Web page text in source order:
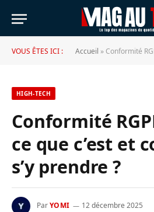
VOUS ÊTES ICI : Accueil » Conformité RGPD :
HIGH-TECH
Conformité
ce que c’est et
s’y prendre ?
ParYOMI 12 décembre 2025